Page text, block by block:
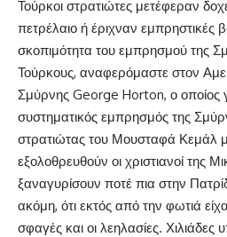
Τούρκοι στρατιώτες μετέφεραν
πετρέλαιο ή έριχναν εμπρηστικές
σκοπιμότητα του εμπρησμού της
Τούρκους, αναφερόμαστε στον
Σμύρνης George Horton, ο οποίος
συστηματικός εμπρησμός της
στρατιώτας του Μουσταφά Κεμάλ
εξολοθρευθούν οι χριστιανοί της
ξαναγυρίσουν ποτέ πια στην
ακόμη, ότι εκτός από την φωτιά
σφαγές και οι λεηλασίες. Χιλιάδες